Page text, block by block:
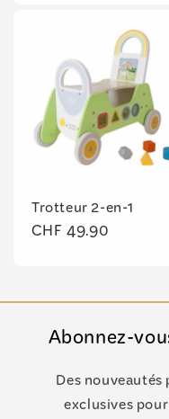
Trotteur 2-en-1
Prix
CHF 49.90
Abonnez-
Des
exclusives